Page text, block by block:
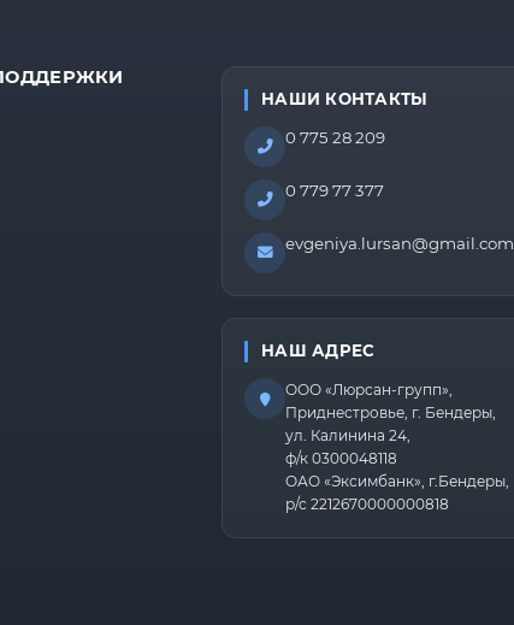
НАШИ КОНТАКТЫ
0 775 28 209
0 779 77 377
evgeniya.lursan@gmail.com
НАШ АДРЕС
ООО «Люрсан-групп»,
Приднестровье, г. Бендеры,
ул. Калинина 24,
ф/к 0300048118
ОАО «Эксимбанк», г.Бендеры,
р/с 2212670000000818